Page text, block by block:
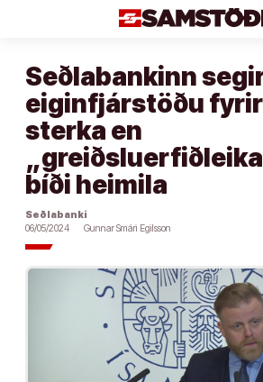
Seðlabankinn
eiginfjárstöðu
sterka en
bíði heimila
Seðlabanki
06/05/2024
Gunnar Smári Egilsson